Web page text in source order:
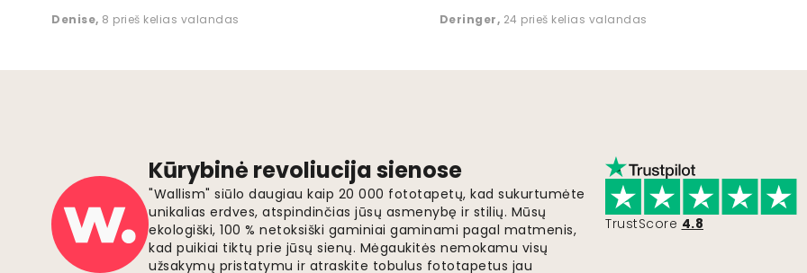
Denise, 8 prieš kelias valandas Deringer, 24 prieš kelias valandas
Kūrybinė revoliucija sienose
"Wallism" siūlo daugiau kaip 20 000 fototapetų, kad sukurtumėte
unikalias erdves, atspindinčias jūsų asmenybę ir stilių. Mūsų
ekologiški, 100 % netoksiški gaminiai gaminami pagal matmenis,
kad puikiai tiktų prie jūsų sienų. Mėgaukitės nemokamu visų
užsakymų pristatymu ir atraskite tobulus fototapetus jau
TrustScore 4.8